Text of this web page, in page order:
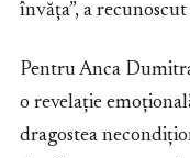
învăța”, a
Pentru Anca
o revelație
dragostea